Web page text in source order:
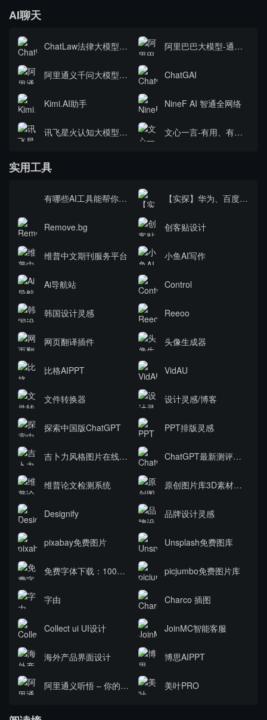
AI聊天
ChatLaw法律大模型-但愿世间不纷争，何惜法典卷生尘 阿里巴巴大模型-通义千问
阿里通义千问大模型-通义万象 ChatGAI
Kimi.AI助手 NineF AI 智通全网络
讯飞星火认知大模型—一触即发，我是你的灵感引擎 文心一言-有用、有趣、有温度
实用工具
有哪些AI工具能帮你更高效地完成工作？ 【实探】华为、百度、腾讯集结！2023世界人工智能大会“镇馆之宝”都有哪些亮点
Remove.bg 创客贴设计
维普中文期刊服务平台 小鱼AI写作
Ai导航站 Control
韩国设计灵感 Reeoo
网页翻译插件 头像生成器
比格AIPPT VidAU
文件转换器 设计灵感/博客
探索中国版ChatGPT PPT排版灵感
吉卜力风格图片在线生成 ChatGPT最新测评，超半数美国人无法区分人类与机器写作
维普论文检测系统 原创图片库3D素材插画
Designify 品牌设计灵感
pixabay免费图片 Unsplash免费图库
免费字体下载：100Font picjumbo免费图片库
字由 Charco 插图
Collect ui UI设计 JoinMC智能客服
海外产品界面设计 博思AIPPT
阿里通义听悟 – 你的工作学习AI助手 美叶PRO